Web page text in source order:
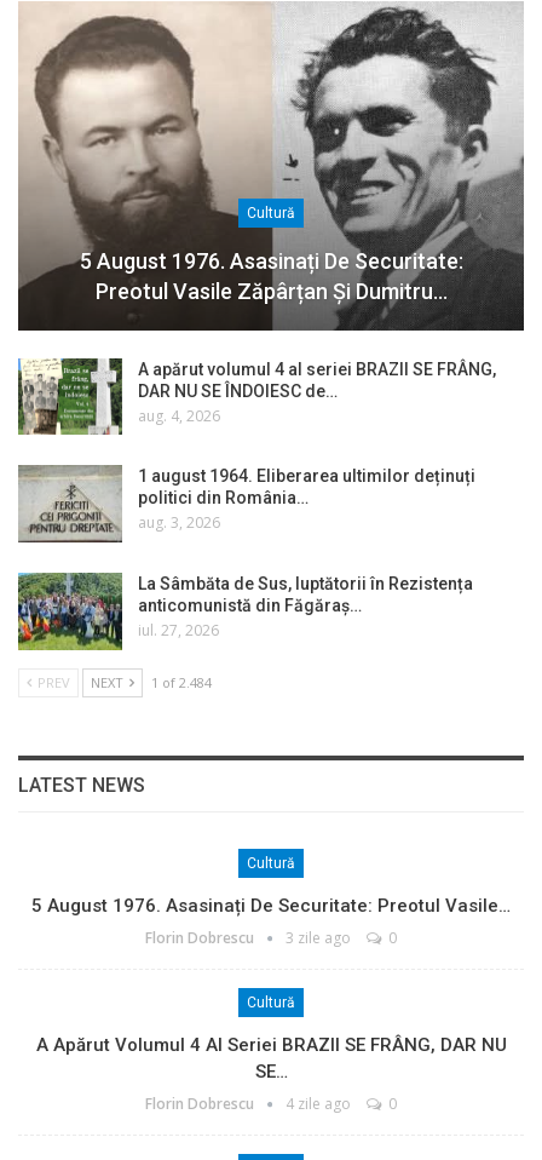
Cultură
5 August 1976. Asasinați De Securitate:
Preotul Vasile Zăpârțan Și Dumitru…
A apărut volumul 4 al seriei BRAZII SE FRÂNG,
DAR NU SE ÎNDOIESC de…
aug. 4, 2026
1 august 1964. Eliberarea ultimilor deținuți
politici din România…
aug. 3, 2026
La Sâmbăta de Sus, luptătorii în Rezistența
anticomunistă din Făgăraș…
iul. 27, 2026
PREV NEXT 1 of 2.484
LATEST NEWS
Cultură
5 August 1976. Asasinați De Securitate: Preotul Vasile…
Florin Dobrescu 3 zile ago 0
Cultură
A Apărut Volumul 4 Al Seriei BRAZII SE FRÂNG, DAR NU
SE…
Florin Dobrescu 4 zile ago 0